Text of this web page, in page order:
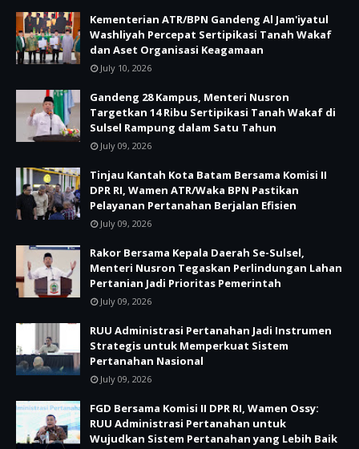
Kementerian ATR/BPN Gandeng Al Jam'iyatul
Washliyah Percepat Sertipikasi Tanah Wakaf
dan Aset Organisasi Keagamaan
July 10, 2026
Gandeng 28 Kampus, Menteri Nusron
Targetkan 14 Ribu Sertipikasi Tanah Wakaf di
Sulsel Rampung dalam Satu Tahun
July 09, 2026
Tinjau Kantah Kota Batam Bersama Komisi II
DPR RI, Wamen ATR/Waka BPN Pastikan
Pelayanan Pertanahan Berjalan Efisien
July 09, 2026
Rakor Bersama Kepala Daerah Se-Sulsel,
Menteri Nusron Tegaskan Perlindungan Lahan
Pertanian Jadi Prioritas Pemerintah
July 09, 2026
RUU Administrasi Pertanahan Jadi Instrumen
Strategis untuk Memperkuat Sistem
Pertanahan Nasional
July 09, 2026
FGD Bersama Komisi II DPR RI, Wamen Ossy:
RUU Administrasi Pertanahan untuk
Wujudkan Sistem Pertanahan yang Lebih Baik